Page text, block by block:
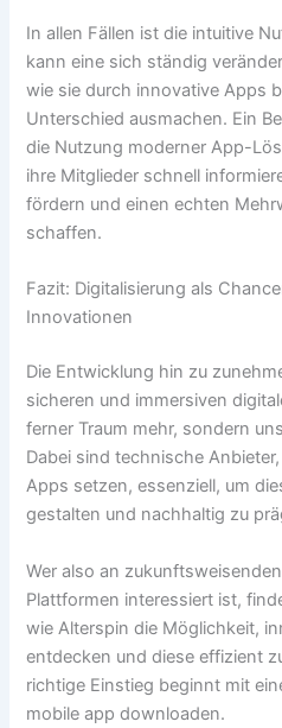
In allen Fällen ist die intuitive
kann eine sich ständig
wie sie durch innovative Apps
Unterschied ausmachen. Ein
die Nutzung moderner App-
ihre Mitglieder schnell
fördern und einen echten
schaffen.
Fazit: Digitalisierung als
Innovationen
Die Entwicklung hin zu
sicheren und immersiven
ferner Traum mehr, sondern
Dabei sind technische
Apps setzen, essenziell, um
gestalten und nachhaltig zu
Wer also an
Plattformen interessiert ist,
wie Alterspin die Möglichkeit,
entdecken und diese effizient
richtige Einstieg beginnt mit
mobile app downloaden.